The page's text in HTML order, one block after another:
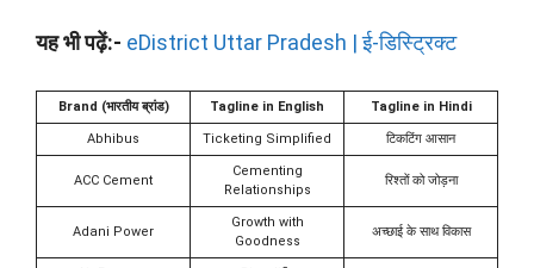
यह भी पढ़ें:- eDistrict Uttar Pradesh | ई-डिस्ट्रिक्ट
Brand (भारतीय ब्रांड) Tagline in English Tagline in Hindi
Abhibus Ticketing Simplified टिकटिंग आसान
ACC Cement
Cementing
Relationships
रिश्तों को जोड़ना
Adani Power
Growth with
Goodness
अच्छाई के साथ विकास